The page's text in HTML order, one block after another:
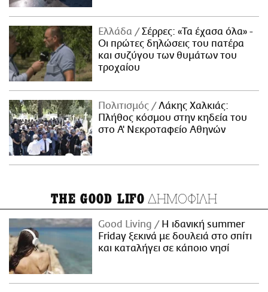
Ελλάδα
Σέρρες: «Τα έχασα όλα» -
Οι πρώτες δηλώσεις του πατέρα
και συζύγου των θυμάτων του
τροχαίου
Πολιτισμός
Λάκης Χαλκιάς:
Πλήθος κόσμου στην κηδεία του
στο Α' Νεκροταφείο Αθηνών
THE GOOD LIFO ΔΗΜΟΦΙΛΗ
Good Living
Η ιδανική summer
Friday ξεκινά με δουλειά στο σπίτι
και καταλήγει σε κάποιο νησί